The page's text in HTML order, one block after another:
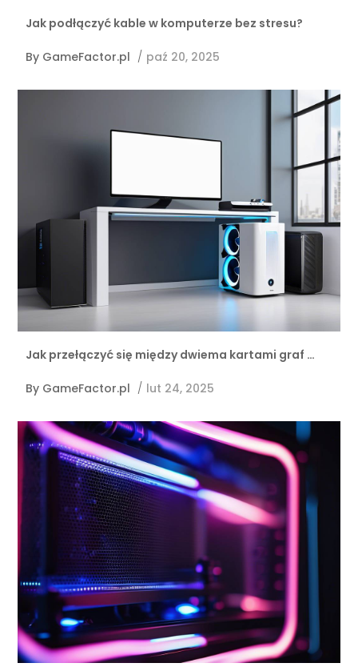
Jak podłączyć kable w komputerze bez stresu?
By GameFactor.pl / paź 20, 2025
Jak przełączyć się między dwiema kartami graf …
By GameFactor.pl / lut 24, 2025